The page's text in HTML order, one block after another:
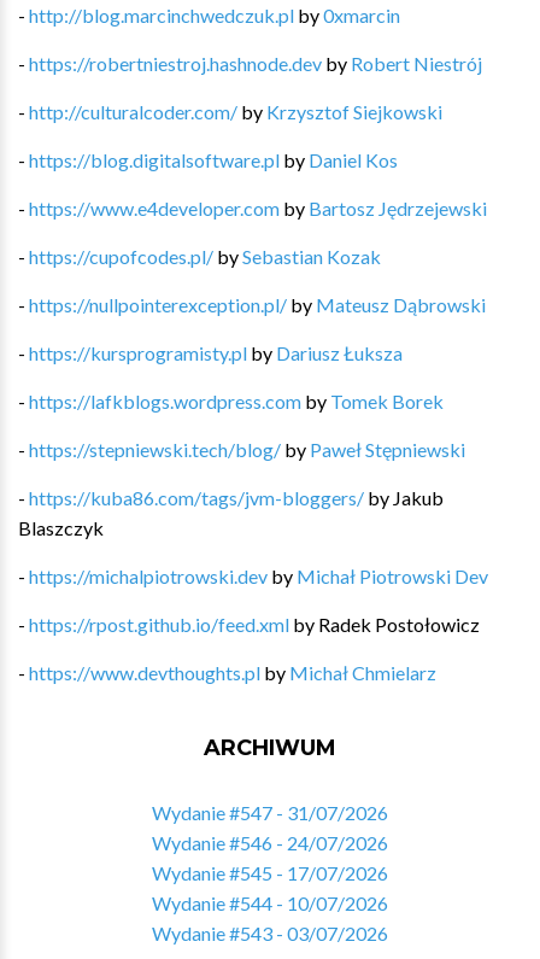
- http://blog.marcinchwedczuk.pl by0xmarcin
- https://robertniestroj.hashnode.dev by Robert Niestrój
- http://culturalcoder.com/ by Krzysztof Siejkowski
- https://blog.digitalsoftware.pl by Daniel Kos
- https://www.e4developer.com by Bartosz Jędrzejewski
- https://cupofcodes.pl/ bySebastian Kozak
- https://nullpointerexception.pl/ by Mateusz Dąbrowski
- https://kursprogramisty.pl by Dariusz Łuksza
- https://lafkblogs.wordpress.com by Tomek Borek
- https://stepniewski.tech/blog/ by Paweł Stępniewski
- https://kuba86.com/tags/jvm-bloggers/ by Jakub
Blaszczyk
- https://michalpiotrowski.dev by Michał Piotrowski Dev
- https://rpost.github.io/feed.xml by Radek Postołowicz
- https://www.devthoughts.pl by Michał Chmielarz
ARCHIWUM
Wydanie #547 - 31/07/2026
Wydanie #546 - 24/07/2026
Wydanie #545 - 17/07/2026
Wydanie #544 - 10/07/2026
Wydanie #543 - 03/07/2026